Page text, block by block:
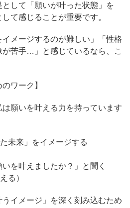
して「願いが叶った状態」を
て感じることが重要です。
メージするのが難しい」「性格
が苦手…」と感じているなら、こ
ワーク】
願いを叶える力を持っています
未来」をイメージする
を叶えましたか？」と聞く
る）
イメージ」を深く刻み込むため